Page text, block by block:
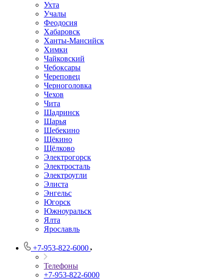
Ухта
Учалы
Феодосия
Хабаровск
Ханты-Мансийск
Химки
Чайковский
Чебоксары
Череповец
Черноголовка
Чехов
Чита
Шадринск
Шарья
Шебекино
Щёкино
Щёлково
Электрогорск
Электросталь
Электроугли
Элиста
Энгельс
Югорск
Южноуральск
Ялта
Ярославль
+7-953-822-6000
Телефоны
+7-953-822-6000